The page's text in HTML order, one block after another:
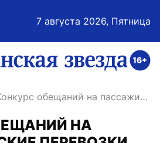
7 августа 2026, Пятница
ссылка на главную
Конкурс обещаний на пассажирские перевозки
НА